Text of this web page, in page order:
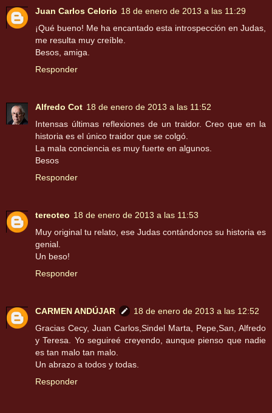
Juan Carlos Celorio 18 de enero de 2013 a las 11:29
¡Qué bueno! Me ha encantado esta introspección en Judas,
me resulta muy creíble.
Besos, amiga.
Responder
Alfredo Cot 18 de enero de 2013 a las 11:52
Intensas últimas reflexiones de un traidor. Creo que en la
historia es el único traidor que se colgó.
La mala conciencia es muy fuerte en algunos.
Besos
Responder
tereoteo 18 de enero de 2013 a las 11:53
Muy original tu relato, ese Judas contándonos su historia es
genial.
Un beso!
Responder
CARMEN ANDÚJAR
18 de enero de 2013 a las 12:52
Gracias Cecy, Juan Carlos,Sindel Marta, Pepe,San, Alfredo
y Teresa. Yo seguireé creyendo, aunque pienso que nadie
es tan malo tan malo.
Un abrazo a todos y todas.
Responder